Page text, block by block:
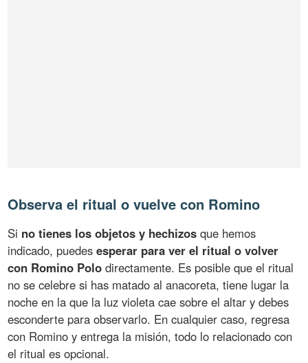
Observa el ritual o vuelve con Romino
Si no tienes los objetos y hechizos que hemos
indicado, puedesesperar para ver el ritual o volver
con Romino Polo directamente. Es posible que el ritual
no se celebre si has matado al anacoreta, tiene lugar la
noche en la que la luz violeta cae sobre el altar y debes
esconderte para observarlo. En cualquier caso, regresa
con Romino y entrega la misión, todo lo relacionado con
el ritual es opcional.